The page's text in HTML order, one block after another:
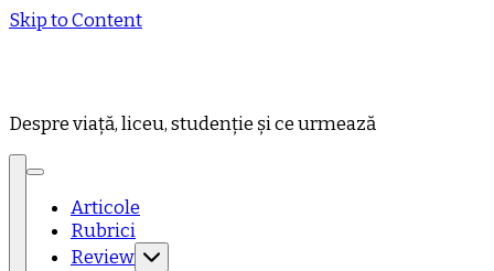
Skip to Content
Despre viață, liceu, studenție și ce urmează
Articole
Rubrici
Review